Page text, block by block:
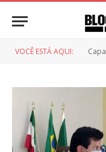
VOCÊ ESTÁ AQUI: Capa